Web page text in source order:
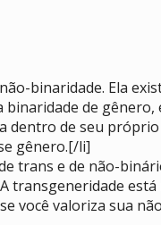
binaridade. Ela
binaridade de
dentro de seu
gênero.[/li]
trans e de não-
transgeneridade
você valoriza sua